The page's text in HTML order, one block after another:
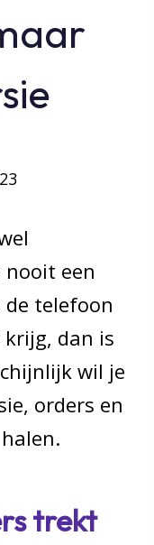
nooit een
telefoon
dan is
wil je
orders en
trekt